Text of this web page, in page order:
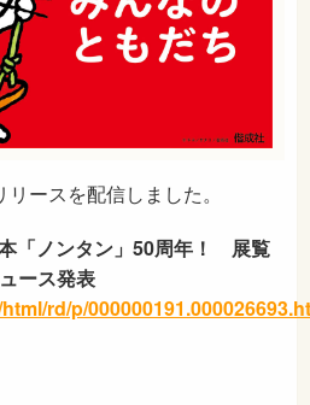
ースを配信しました。
「ノンタン」50周年！ 展覧
ース発表
rd/p/